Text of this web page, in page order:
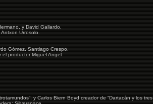
y David Gallardo,
Urrosolo.
Gómez, Santiago Crespo,
el productor Miguel Angel
y Carlos Biern Boyd creador de “Dartacán y los tres